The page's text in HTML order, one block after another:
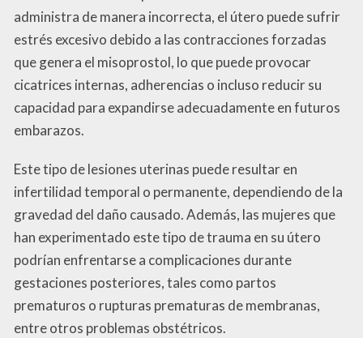
administra de manera incorrecta, el útero puede sufrir
estrés excesivo debido a las contracciones forzadas
que genera el misoprostol, lo que puede provocar
cicatrices internas, adherencias o incluso reducir su
capacidad para expandirse adecuadamente en futuros
embarazos.
Este tipo de lesiones uterinas puede resultar en
infertilidad temporal o permanente, dependiendo de la
gravedad del daño causado. Además, las mujeres que
han experimentado este tipo de trauma en su útero
podrían enfrentarse a complicaciones durante
gestaciones posteriores, tales como partos
prematuros o rupturas prematuras de membranas,
entre otros problemas obstétricos.